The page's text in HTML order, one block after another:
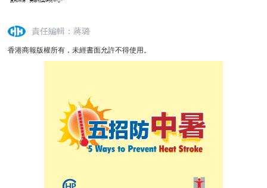
責任編輯：蔣璐
香港商報版權所有，未經書面允許不得使用。